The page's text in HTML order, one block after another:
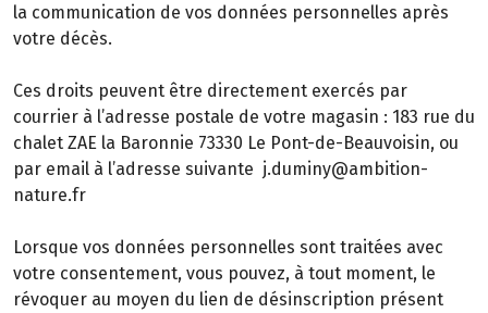
la communication de vos données personnelles après
votre décès.
Ces droits peuvent être directement exercés par
courrier à l’adresse postale de votre magasin : 183 rue du
chalet ZAE la Baronnie 73330 Le Pont-de-Beauvoisin, ou
par email à l’adresse suivante j.duminy@ambition-
nature.fr
Lorsque vos données personnelles sont traitées avec
votre consentement, vous pouvez, à tout moment, le
révoquer au moyen du lien de désinscription présent